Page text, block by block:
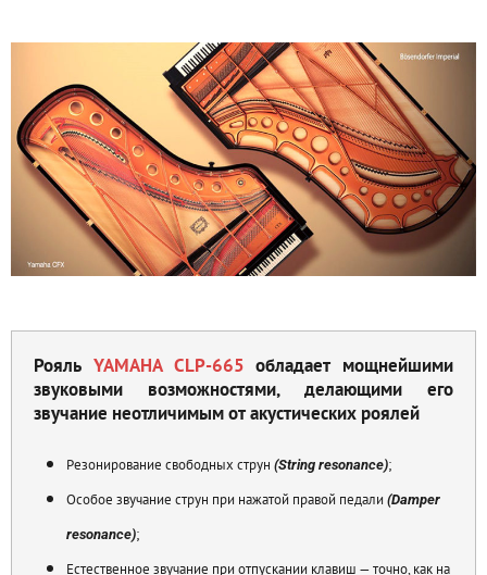
Рояль YAMAHA CLP-665 обладает мощнейшими
звуковыми возможностями, делающими его
звучание неотличимым от акустических роялей
Резонирование свободных струн (String resonance);
Особое звучание струн при нажатой правой педали (Damper
resonance);
Естественное звучание при отпускании клавиш — точно, как на